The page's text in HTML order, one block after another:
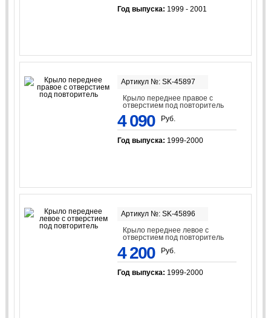
Год выпуска: 1999 - 2001
Артикул №: SK-45897
Крыло переднее правое с
отверстием под повторитель
4 090 Руб.
Год выпуска: 1999-2000
Артикул №: SK-45896
Крыло переднее левое с
отверстием под повторитель
4 200 Руб.
Год выпуска: 1999-2000